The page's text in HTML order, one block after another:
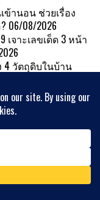
ข้านอน ช่วยเรื่อง
06/08/2026
เจาะเลขเด็ด 3 หน้า
4 วัตถุดิบในบ้าน
ผลหวยลาว 5/8/69
ด็ด "ย่าฮลุน" ซื้อ
08/2026